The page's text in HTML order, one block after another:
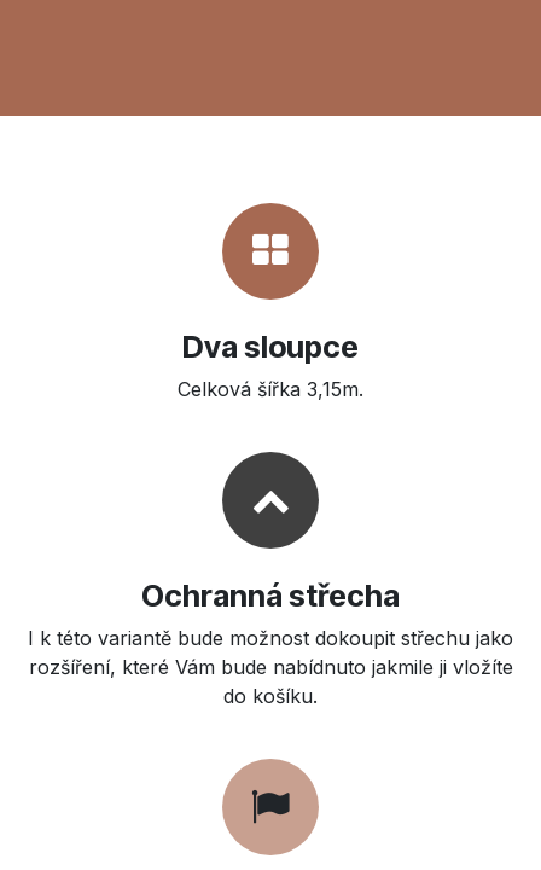
Dva sloupce
Celková šířka 3,15m.
Ochranná střecha
I k této variantě bude možnost dokoupit střechu jako
rozšíření, které Vám bude nabídnuto jakmile ji vložíte
do košíku.